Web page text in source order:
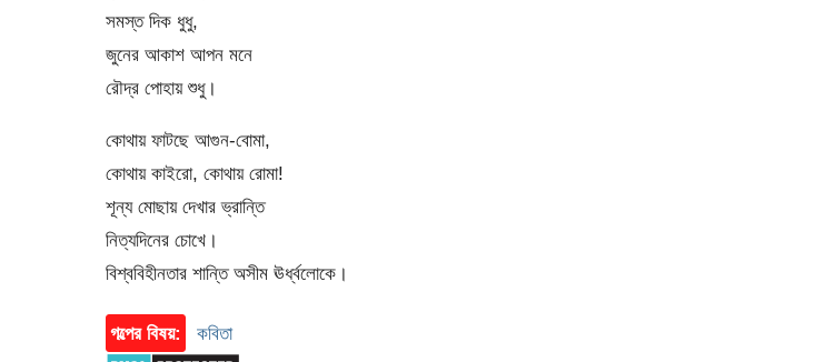
সমস্ত দিক ধুধু,
জুনের আকাশ আপন মনে
রৌদ্র পোহায় শুধু।
কোথায় ফাটছে আগুন-বোমা,
কোথায় কাইরো, কোথায় রোমা!
শূন্য মোছায় দেখার ভ্রান্তি
নিত্যদিনের চোখে।
বিশ্ববিহীনতার শান্তি অসীম ঊর্ধ্বলোকে।
গল্পের বিষয়: কবিতা